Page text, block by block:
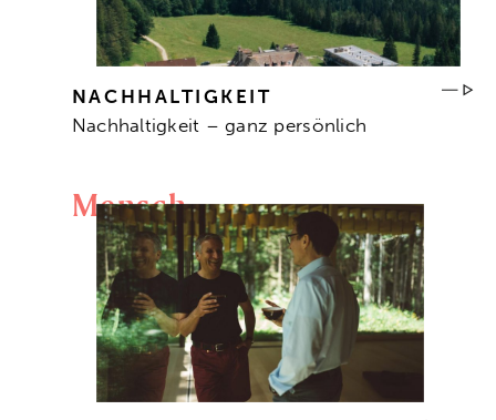
NACHHALTIGKEIT
Nachhaltigkeit – ganz persönlich
Mensch